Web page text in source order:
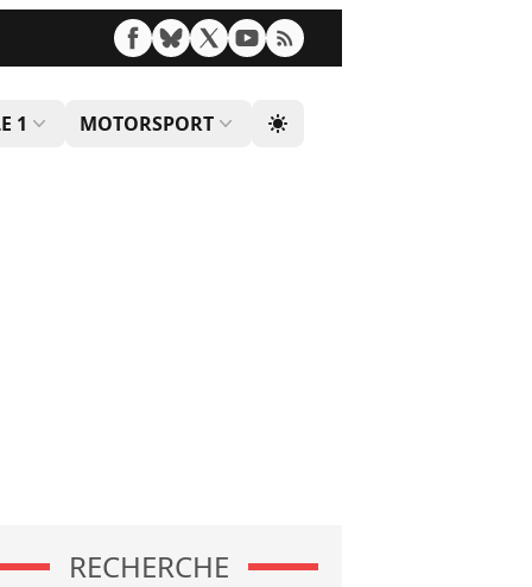
1 MOTORSPORT
RECHERCHE